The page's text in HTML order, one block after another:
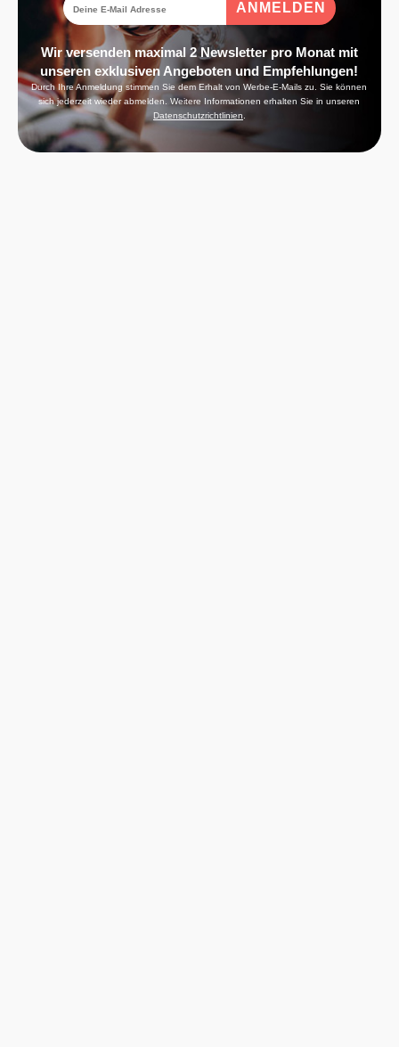
Wir versenden maximal 2 Newsletter pro Monat mit
unseren exklusiven Angeboten und Empfehlungen!
Durch Ihre Anmeldung stimmen Sie dem Erhalt von Werbe-E-Mails zu. Sie können
sich jederzeit wieder abmelden. Weitere Informationen erhalten Sie in unseren
Datenschutzrichtlinien.